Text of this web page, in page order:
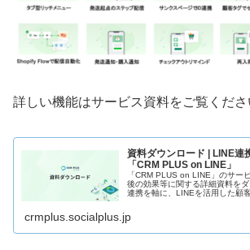
詳しい機能はサービス資料をご覧くださ
資料ダウンロード | LINE連
「CRM PLUS on LINE」
「CRM PLUS on LINE」のサー
後の効果等に関する詳細資料を
連携を軸に、LINEを活用した顧
crmplus.socialplus.jp